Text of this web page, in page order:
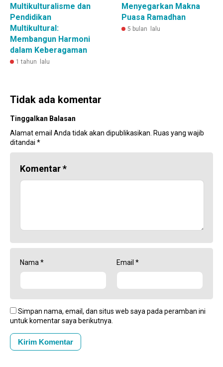
Multikulturalisme dan
Pendidikan
Multikultural:
Membangun Harmoni
dalam Keberagaman
1 tahun lalu
Menyegarkan Makna
Puasa Ramadhan
5 bulan lalu
Tidak ada komentar
Tinggalkan Balasan
Alamat email Anda tidak akan dipublikasikan. Ruas yang wajib
ditandai *
Komentar*
Nama* Email *
Simpan nama, email, dan situs web saya pada peramban ini
untuk komentar saya berikutnya.